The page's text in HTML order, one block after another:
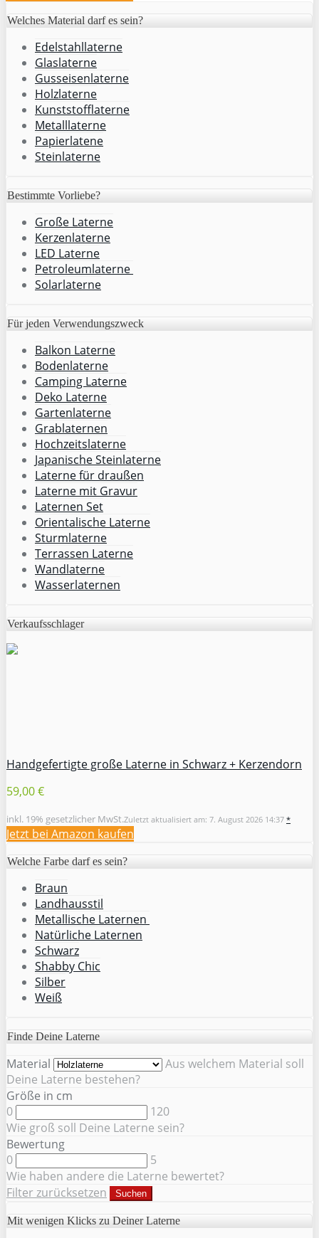
Welches Material darf es sein?
Edelstahllaterne
Glaslaterne
Gusseisenlaterne
Holzlaterne
Kunststofflaterne
Metalllaterne
Papierlatene
Steinlaterne
Bestimmte Vorliebe?
Große Laterne
Kerzenlaterne
LED Laterne
Petroleumlaterne
Solarlaterne
Für jeden Verwendungszweck
Balkon Laterne
Bodenlaterne
Camping Laterne
Deko Laterne
Gartenlaterne
Grablaternen
Hochzeitslaterne
Japanische Steinlaterne
Laterne für draußen
Laterne mit Gravur
Laternen Set
Orientalische Laterne
Sturmlaterne
Terrassen Laterne
Wandlaterne
Wasserlaternen
Verkaufsschlager
Handgefertigte große Laterne in Schwarz + Kerzendorn
59,00 €
inkl. 19% gesetzlicher MwSt.Zuletzt aktualisiert am: 7. August 2026 14:37 *
Jetzt bei Amazon kaufen
Welche Farbe darf es sein?
Braun
Landhausstil
Metallische Laternen
Natürliche Laternen
Schwarz
Shabby Chic
Silber
Weiß
Finde Deine Laterne
Material
Aus welchem Material soll
Deine Laterne bestehen?
Größe in cm
0
120
Wie groß soll Deine Laterne sein?
Bewertung
0
5
Wie haben andere die Laterne bewertet?
Filter zurücksetzen
Suchen
Mit wenigen Klicks zu Deiner Laterne